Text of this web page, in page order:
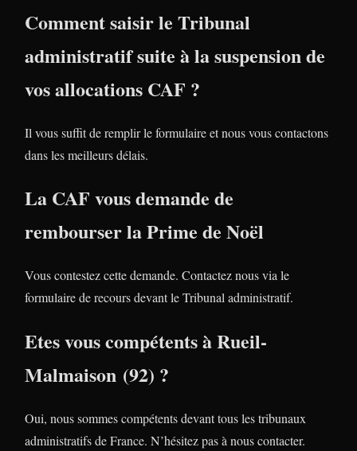
Comment saisir le Tribunal
administratif suite à la suspension de
vos allocations CAF ?
Il vous suffit de remplir le formulaire et nous vous contactons
dans les meilleurs délais.
La CAF vous demande de
rembourser la Prime de Noël
Vous contestez cette demande. Contactez nous via le
formulaire de recours devant le Tribunal administratif.
Etes vous compétents à Rueil-
Malmaison (92) ?
Oui, nous sommes compétents devant tous les tribunaux
administratifs de France. N’hésitez pas à nous contacter.